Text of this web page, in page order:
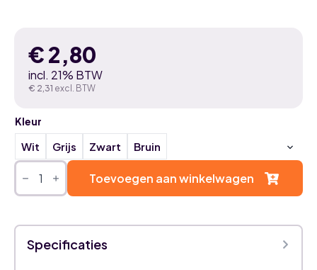
€2,80
incl. 21% BTW
€ 2,31 excl. BTW
Kleur
Wit Grijs Zwart Bruin
Airco
leidinggoot
kabelgoot
haakse
platte
bocht
90x65mm
Toevoegen aan winkelwagen
Specificaties